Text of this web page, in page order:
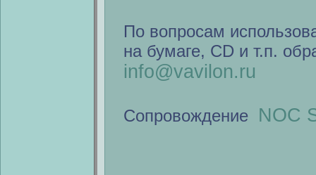
По вопросам
на бумаге, CD и т.п.
info@vavilon.ru
Сопровождение NOC